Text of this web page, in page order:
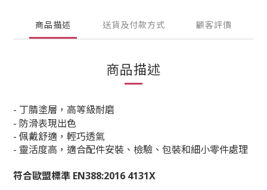
商品描述 送貨及付款方式 顧客評價
商品描述
- 丁腈塗層，高等級耐磨
- 防滑表現出色
- 佩戴舒適，輕巧透氣
- 靈活度高，適合配件安裝、檢驗、包裝和細小零件處理
符合歐盟標準 EN388:2016 4131X